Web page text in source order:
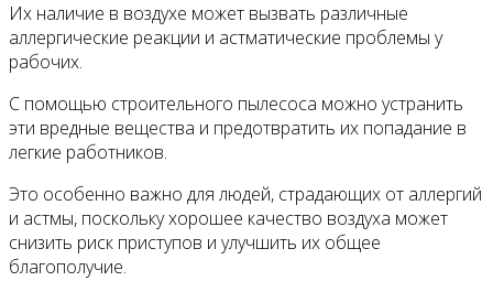
Их наличие в воздухе может вызвать различные
аллергические реакции и астматические проблемы у
рабочих.
С помощью строительного пылесоса можно устранить
эти вредные вещества и предотвратить их попадание в
легкие работников.
Это особенно важно для людей, страдающих от аллергий
и астмы, поскольку хорошее качество воздуха может
снизить риск приступов и улучшить их общее
благополучие.